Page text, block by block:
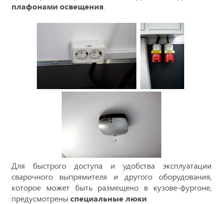
плафонами освещения
Для быстрого доступа и удобства эксплуатации
сварочного выпрямителя и другого оборудования,
которое может быть размещено в кузове-фургоне,
предусмотрены специальные люки